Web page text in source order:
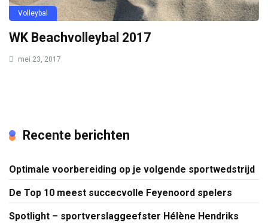
Volleybal
WK Beachvolleybal 2017
mei 23, 2017
Recente berichten
Optimale voorbereiding op je volgende sportwedstrijd
De Top 10 meest succecvolle Feyenoord spelers
Spotlight – sportverslaggeefster Hélène Hendriks